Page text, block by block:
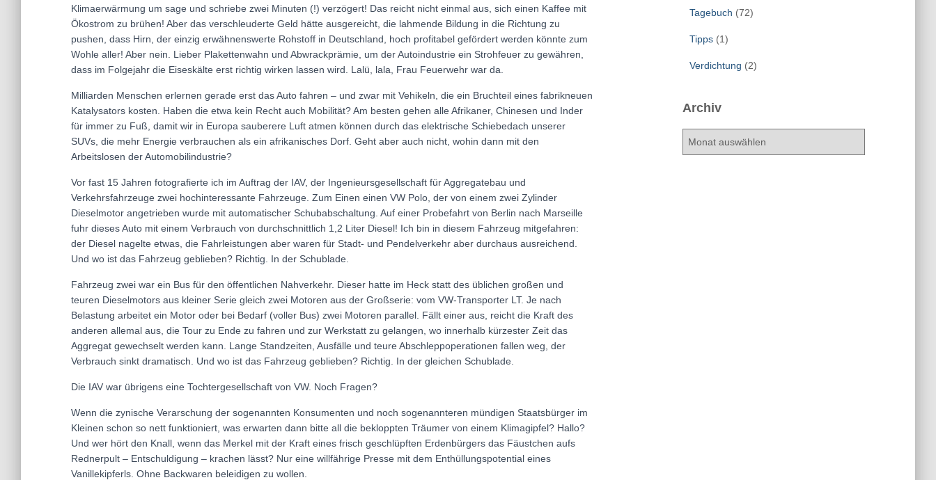
Klimaerwärmung um sage und schriebe zwei Minuten (!) verzögert! Das reicht nicht einmal aus, sich einen Kaffee mit
Ökostrom zu brühen! Aber das verschleuderte Geld hätte ausgereicht, die lahmende Bildung in die Richtung zu
pushen, dass Hirn, der einzig erwähnenswerte Rohstoff in Deutschland, hoch profitabel gefördert werden könnte zum
Wohle aller! Aber nein. Lieber Plakettenwahn und Abwrackprämie, um der Autoindustrie ein Strohfeuer zu gewähren,
dass im Folgejahr die Eiseskälte erst richtig wirken lassen wird. Lalü, lala, Frau Feuerwehr war da.
Milliarden Menschen erlernen gerade erst das Auto fahren – und zwar mit Vehikeln, die ein Bruchteil eines fabrikneuen
Katalysators kosten. Haben die etwa kein Recht auch Mobilität? Am besten gehen alle Afrikaner, Chinesen und Inder
für immer zu Fuß, damit wir in Europa sauberere Luft atmen können durch das elektrische Schiebedach unserer
SUVs, die mehr Energie verbrauchen als ein afrikanisches Dorf. Geht aber auch nicht, wohin dann mit den
Arbeitslosen der Automobilindustrie?
Vor fast 15 Jahren fotografierte ich im Auftrag der IAV, der Ingenieursgesellschaft für Aggregatebau und
Verkehrsfahrzeuge zwei hochinteressante Fahrzeuge. Zum Einen einen VW Polo, der von einem zwei Zylinder
Dieselmotor angetrieben wurde mit automatischer Schubabschaltung. Auf einer Probefahrt von Berlin nach Marseille
fuhr dieses Auto mit einem Verbrauch von durchschnittlich 1,2 Liter Diesel! Ich bin in diesem Fahrzeug mitgefahren:
der Diesel nagelte etwas, die Fahrleistungen aber waren für Stadt- und Pendelverkehr aber durchaus ausreichend.
Und wo ist das Fahrzeug geblieben? Richtig. In der Schublade.
Fahrzeug zwei war ein Bus für den öffentlichen Nahverkehr. Dieser hatte im Heck statt des üblichen großen und
teuren Dieselmotors aus kleiner Serie gleich zwei Motoren aus der Großserie: vom VW-Transporter LT. Je nach
Belastung arbeitet ein Motor oder bei Bedarf (voller Bus) zwei Motoren parallel. Fällt einer aus, reicht die Kraft des
anderen allemal aus, die Tour zu Ende zu fahren und zur Werkstatt zu gelangen, wo innerhalb kürzester Zeit das
Aggregat gewechselt werden kann. Lange Standzeiten, Ausfälle und teure Abschleppoperationen fallen weg, der
Verbrauch sinkt dramatisch. Und wo ist das Fahrzeug geblieben? Richtig. In der gleichen Schublade.
Die IAV war übrigens eine Tochtergesellschaft von VW. Noch Fragen?
Wenn die zynische Verarschung der sogenannten Konsumenten und noch sogenannteren mündigen Staatsbürger im
Kleinen schon so nett funktioniert, was erwarten dann bitte all die bekloppten Träumer von einem Klimagipfel? Hallo?
Und wer hört den Knall, wenn das Merkel mit der Kraft eines frisch geschlüpften Erdenbürgers das Fäustchen aufs
Rednerpult – Entschuldigung – krachen lässt? Nur eine willfährige Presse mit dem Enthüllungspotential eines
Vanillekipferls. Ohne Backwaren beleidigen zu wollen.
Tagebuch (72)
Tipps(1)
Verdichtung (2)
Archiv
A